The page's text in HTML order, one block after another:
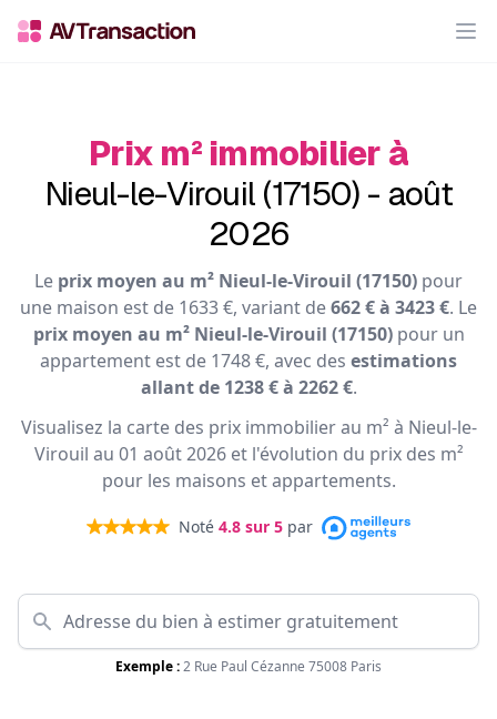
Prix m² immobilier à
Nieul-le-Virouil (17150) - août
2026
Le prix moyen au m² Nieul-le-Virouil (17150) pour
une maison est de 1633 €, variant de662 € à 3423 €. Le
prix moyen au m² Nieul-le-Virouil (17150)pour un
appartement est de 1748 €, avec des estimations
allant de 1238 € à 2262 €.
Visualisez la carte des prix immobilier au m² à Nieul-le-
Virouil au 01 août 2026 et l'évolution du prix des m²
pour les maisons et appartements.
Noté 4.8 sur 5 par
Exemple :2 Rue Paul Cézanne 75008 Paris